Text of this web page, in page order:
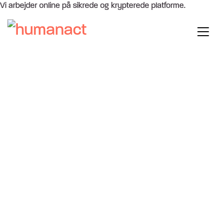
Vi arbejder online på sikrede og krypterede platforme.